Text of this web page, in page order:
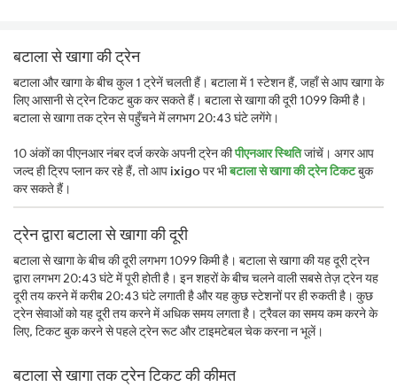
बटाला से खागा की ट्रेन
बटाला और खागा के बीच कुल 1 ट्रेनें चलती हैं। बटाला में 1 स्टेशन हैं, जहाँ से आप खागा के
लिए आसानी से ट्रेन टिकट बुक कर सकते हैं। बटाला से खागा की दूरी 1099 किमी है।
बटाला से खागा तक ट्रेन से पहुँचने में लगभग 20:43 घंटे लगेंगे।
10 अंकों का पीएनआर नंबर दर्ज करके अपनी ट्रेन कीपीएनआर स्थितिजांचें। अगर आप
जल्द ही ट्रिप प्लान कर रहे हैं, तो आपixigoपर भीबटाला से खागा की ट्रेन टिकटबुक
कर सकते हैं।
ट्रेन द्वारा बटाला से खागा की दूरी
बटाला से खागा के बीच की दूरी लगभग 1099 किमी है। बटाला से खागा की यह दूरी ट्रेन
द्वारा लगभग 20:43 घंटे में पूरी होती है। इन शहरों के बीच चलने वाली सबसे तेज़ ट्रेन यह
दूरी तय करने में करीब 20:43 घंटे लगाती है और यह कुछ स्टेशनों पर ही रुकती है। कुछ
ट्रेन सेवाओं को यह दूरी तय करने में अधिक समय लगता है। ट्रैवल का समय कम करने के
लिए, टिकट बुक करने से पहले ट्रेन रूट और टाइमटेबल चेक करना न भूलें।
बटाला से खागा तक ट्रेन टिकट की कीमत